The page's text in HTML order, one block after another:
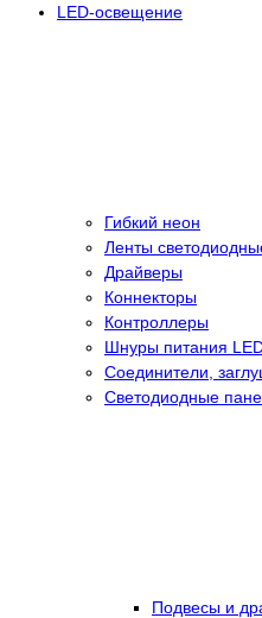
LED-освещение
Гибкий неон
Ленты
Драйверы
Коннекторы
Контроллеры
Шнуры питания
Соединители,
Светодиодные
Подвесы и